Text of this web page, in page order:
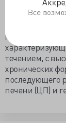
Все
гепатит С
течением, с
хронических
последующего
печени (ЦП) и